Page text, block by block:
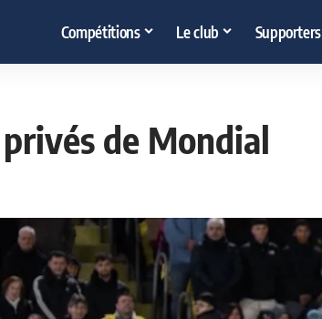
Compétitions Le club Supporters
de Mondial